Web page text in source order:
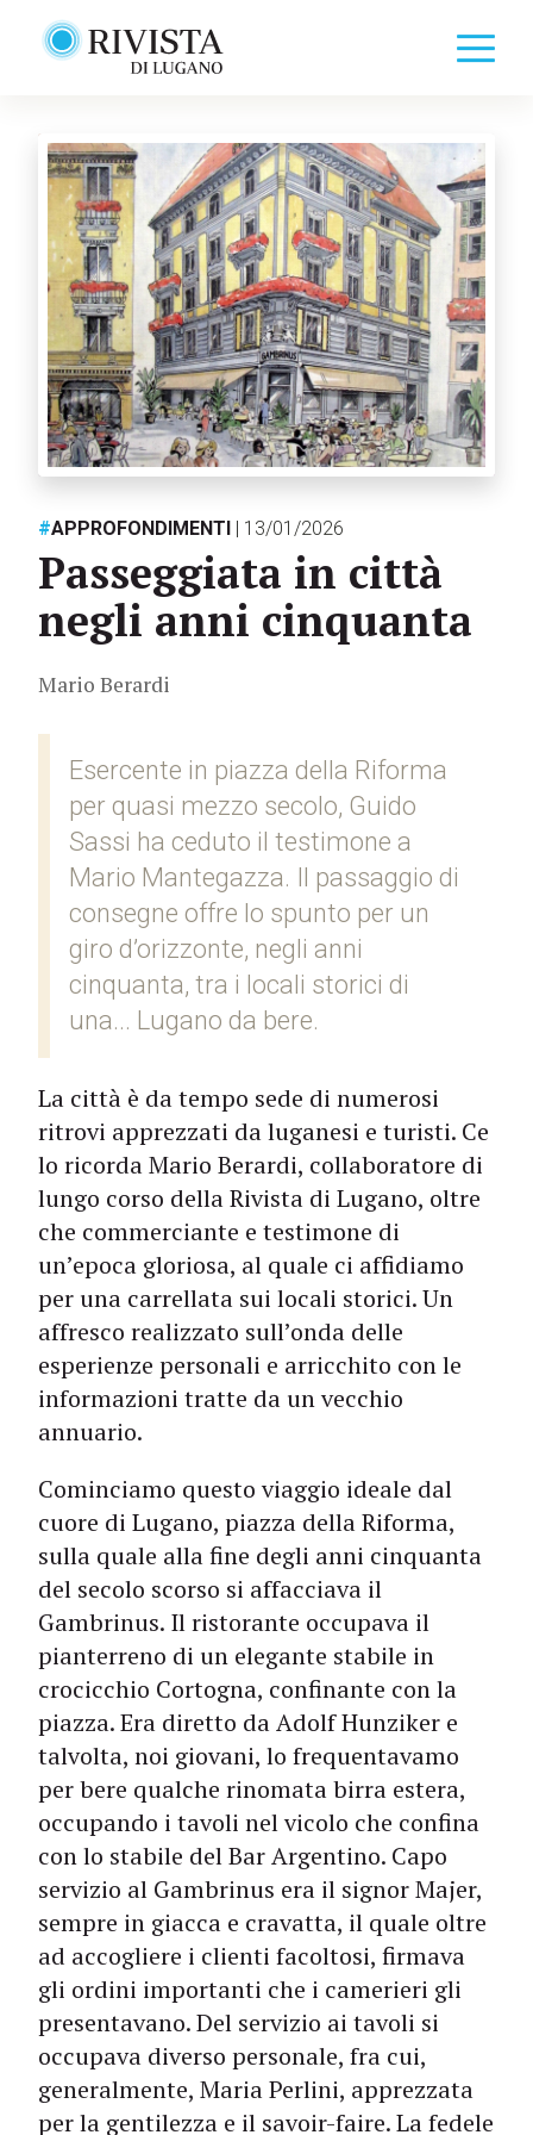
#APPROFONDIMENTI | 13/01/2026
Passeggiata in città
negli anni cinquanta
Mario Berardi
Esercente in piazza della Riforma
per quasi mezzo secolo, Guido
Sassi ha ceduto il testimone a
Mario Mantegazza. Il passaggio di
consegne offre lo spunto per un
giro d’orizzonte, negli anni
cinquanta, tra i locali storici di
una... Lugano da bere.
La città è da tempo sede di numerosi
ritrovi apprezzati da luganesi e turisti. Ce
lo ricorda Mario Berardi, collaboratore di
lungo corso della Rivista di Lugano, oltre
che commerciante e testimone di
un’epoca gloriosa, al quale ci affidiamo
per una carrellata sui locali storici. Un
affresco realizzato sull’onda delle
esperienze personali e arricchito con le
informazioni tratte da un vecchio
annuario.
Cominciamo questo viaggio ideale dal
cuore di Lugano, piazza della Riforma,
sulla quale alla fine degli anni cinquanta
del secolo scorso si affacciava il
Gambrinus. Il ristorante occupava il
pianterreno di un elegante stabile in
crocicchio Cortogna, confinante con la
piazza. Era diretto da Adolf Hunziker e
talvolta, noi giovani, lo frequentavamo
per bere qualche rinomata birra estera,
occupando i tavoli nel vicolo che confina
con lo stabile del Bar Argentino. Capo
servizio al Gambrinus era il signor Majer,
sempre in giacca e cravatta, il quale oltre
ad accogliere i clienti facoltosi, firmava
gli ordini importanti che i camerieri gli
presentavano. Del servizio ai tavoli si
occupava diverso personale, fra cui,
generalmente, Maria Perlini, apprezzata
per la gentilezza e il savoir-faire. La fedele